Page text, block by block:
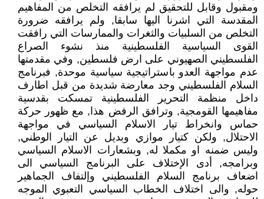
ومقبول وقابل للتحقيق لم يرافقه التخلص من المفاهيم
المقدسة التي اشرنا اليها سابقا, ولم يرافقه ضرورة
التخلص من السلبيات والثغرات والممارسات التي رافقت
القوى السياسية الفلسطينية منذ نشوء الصراع
الفلسطيني الصهيوني على ارض فلسطين, وفي مقدمتها
عدم مواجهة العدو باستراتيجية سياسية موحدة, فبرنامج
السلام الفلسطيني وجد معارضة شديدة من قبل اطارف
داخل منظمة التحرير الفلسطينية تمسكت بقدسية
مفاهيمها القومجية, وترافق الرفض هذا, مع ظهور حركة
حماس وانخراط تيار الاسلام السياسي في مواجهة
الاحتلال, ولكن كتيار موازي وبديل عن التيار الوطني,
وليس ضمنه او مكملا له, وبشعارات الاسلام السياسي
وبرامجه, أدى الإختلاف على البرنامج السياسي الى
اضعاف برنامج السلام الفلسطيني وإلتفاف الجماهير
حوله, والى اختلاف الخطاب السياسي التعبوي الموجه